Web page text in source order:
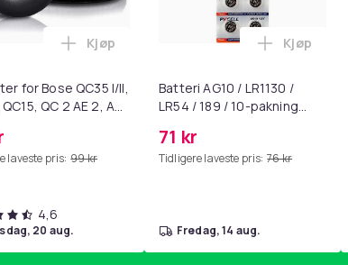
- mage- og kjernetrening, yoga og
i titan, antibakterielt skjærebrett, skjærebrett i
for Bose QC35 I/II,
QC 2 AE 2, AE
Black
laveste pris: 99 kr
Legg Øreputer for Bose QC35 I/II, QC25,
Kjøp
4,6
20 aug.
Batteri AG10 / LR1130 /
LR54 / 189 / 10-pakning
71 kr
Tidligere laveste pris: 76 kr
Legg
Kjøp
fredag, 14 aug.